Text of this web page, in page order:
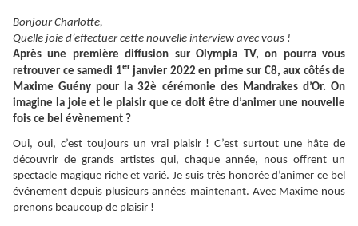
Bonjour Charlotte,
Quelle joie d’effectuer cette nouvelle interview avec vous !
Après une première diffusion sur Olympia TV, on pourra vous
retrouver ce samedi 1er janvier 2022 en prime sur C8, aux côtés de
Maxime Guény pour la 32è cérémonie des Mandrakes d’Or. On
imagine la joie et le plaisir que ce doit être d’animer une nouvelle
fois ce bel évènement ?
Oui, oui, c’est toujours un vrai plaisir ! C’est surtout une hâte de
découvrir de grands artistes qui, chaque année, nous offrent un
spectacle magique riche et varié. Je suis très honorée d’animer ce bel
événement depuis plusieurs années maintenant. Avec Maxime nous
prenons beaucoup de plaisir !